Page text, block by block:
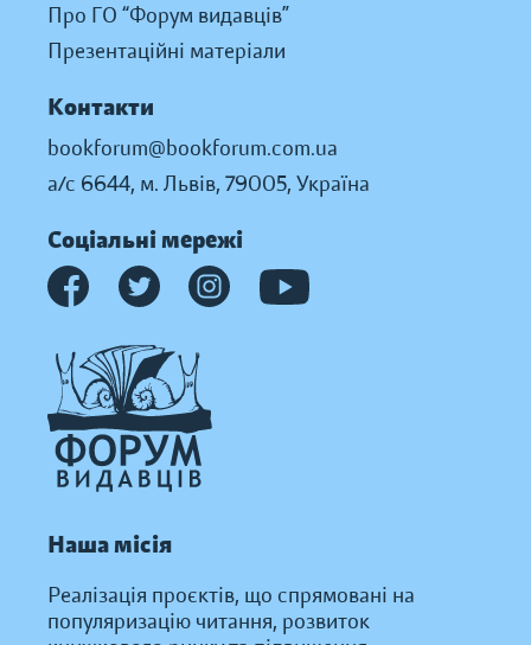
Про ГО “Форум видавців”
Презентаційні матеріали
Контакти
bookforum@bookforum.com.ua
а/с 6644, м. Львів, 79005, Україна
Соціальні мережі
Наша місія
Реалізація проєктів, що спрямовані на
популяризацію читання, розвиток